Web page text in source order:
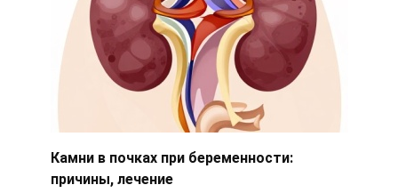
Камни в почках при беременности:
причины, лечение